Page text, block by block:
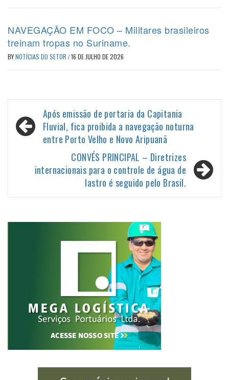
NAVEGAÇÃO EM FOCO – Militares brasileiros
treinam tropas no Suriname.
BYNOTÍCIAS DO SETOR /16 DE JULHO DE 2026
Navegação
de
Após emissão de portaria da Capitania
Fluvial, fica proibida a navegação noturna
entre Porto Velho e Novo Aripuanã
CONVÉS PRINCIPAL – Diretrizes
internacionais para o controle de água de
lastro é seguido pelo Brasil.